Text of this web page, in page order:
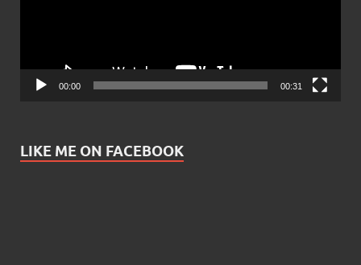
00:00 00:31
LIKE ME ON FACEBOOK